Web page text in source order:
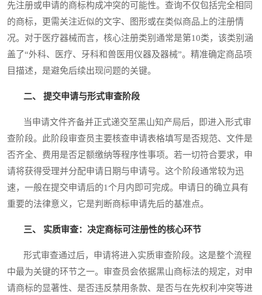
先注册或申请的商标构成冲突的可能性。查询不仅包括完全相同
的商标，更需关注近似的文字、图形或在类似商品上的注册情
况。对于医疗器械而言，核心注册类别通常是第10类，该类别涵
盖了“外科、医疗、牙科和兽医用仪器及器械”。精准确定商品项
目描述，是避免后续出现问题的关键。
二、 提交申请与形式审查阶段
当申请文件齐备并正式递交至黑山知产局后，即进入形式审
查阶段。此阶段审查员主要核查申请表格填写是否规范、文件是
否齐全、费用是否足额缴纳等程序性事项。若一切符合要求，申
请将获得受理并分配申请日期与申请号。这个阶段通常较为迅
速，一般在提交申请后的1个月内即可完成。申请日的确立具有
重要的法律意义，它是判断商标申请先后的基准点。
三、 实质审查：决定商标可注册性的核心环节
形式审查通过后，申请将进入实质审查阶段。这是整个流程
中最为关键的环节之一。审查员会依据黑山商标法的规定，对申
请商标的显著性、是否违反禁用条款、是否与在先权利冲突等进